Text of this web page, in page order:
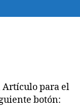
Artículo para el
botón: